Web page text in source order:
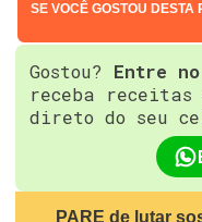
SE VOCÊ GOSTOU DESTA
Gostou? Entre
receba
direto do seu
PARE de lutar